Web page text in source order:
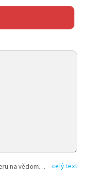
Vyplněním shora uvedených údajů beru na vědomí, že společnost TEXT FACTORY s.r.o., sídlem Brno, Durďákova 336/29, Černá Pole, PSČ: 613 00, IČ: 06157831, zapsané u Krajského soudu v Brně, oddíl C, vložka 100399, bude zpracovávat mé osobní údaje uvedené v rámci mnou vyplněného registračního formuláře na základě oprávněných zájmů TEXT FACTORY s.r.o. dle čl. 6 odst. 1 písm. f) GDPR a pro splnění právních povinností (čl. 6 odst. 1 písm. c) GDPR), a to pro tyto účely: nezbytnost zajistit oprávnění návštěvníka webových stránek provozovaných společností TEXT FACTORY s.r.o. přispívat aktivně ke zveřejněným článkům nebo v rámci diskusních fór a výkon práv TEXT FACTORY s.r.o. jako administrátora těchto diskusních fór. Více informací o zpracování osobních údajů a právech lze nalézt v celý text